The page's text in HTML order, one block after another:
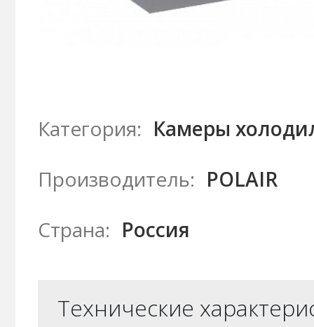
Категория: Камеры
Производитель: POLAIR
Страна: Россия
Технические